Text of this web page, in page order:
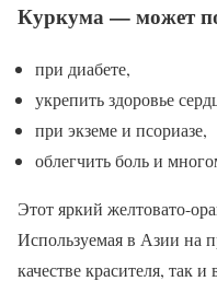
Куркума — может
при диабете,
укрепить здоровье
при экземе и псориазе,
облегчить боль и
Этот яркий желтовато-
Используемая в Азии на
качестве красителя, так